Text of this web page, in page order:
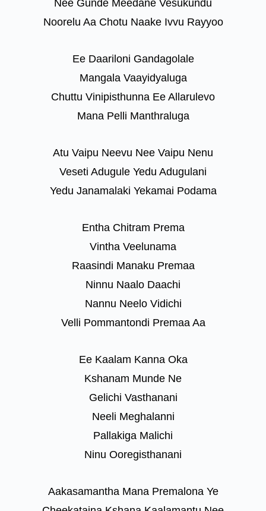
Nee Gunde Meedane Vesukundu
Noorelu Aa Chotu Naake Ivvu Rayyoo
Ee Daariloni Gandagolale
Mangala Vaayidyaluga
Chuttu Vinipisthunna Ee Allarulevo
Mana Pelli Manthraluga
Atu Vaipu Neevu Nee Vaipu Nenu
Veseti Adugule Yedu Adugulani
Yedu Janamalaki Yekamai Podama
Entha Chitram Prema
Vintha Veelunama
Raasindi Manaku Premaa
Ninnu Naalo Daachi
Nannu Neelo Vidichi
Velli Pommantondi Premaa Aa
Ee Kaalam Kanna Oka
Kshanam Munde Ne
Gelichi Vasthanani
Neeli Meghalanni
Pallakiga Malichi
Ninu Ooregisthanani
Aakasamantha Mana Premalona Ye